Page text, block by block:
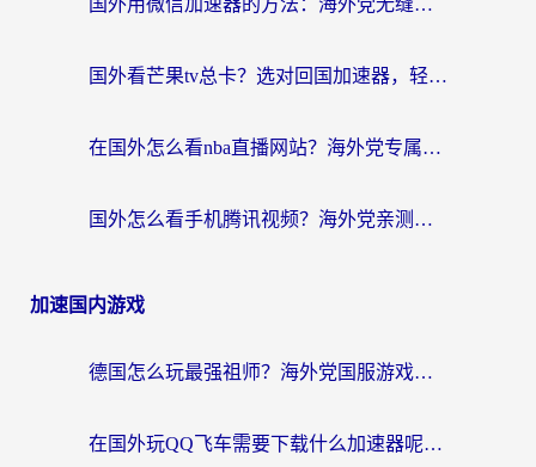
国外用微信加速器的方法：海外党无缝连接国内生活的实用指南
国外看芒果tv总卡？选对回国加速器，轻松追《浪姐》不费劲
在国外怎么看nba直播网站？海外党专属体育观赛指南，告别地区限制！
国外怎么看手机腾讯视频？海外党亲测有效的追剧加速器选择指南
加速国内游戏
德国怎么玩最强祖师？海外党国服游戏加速器选择全攻略（附宝可梦Online实测）
在国外玩QQ飞车需要下载什么加速器呢？海外党亲测有效的国服游戏加速指南